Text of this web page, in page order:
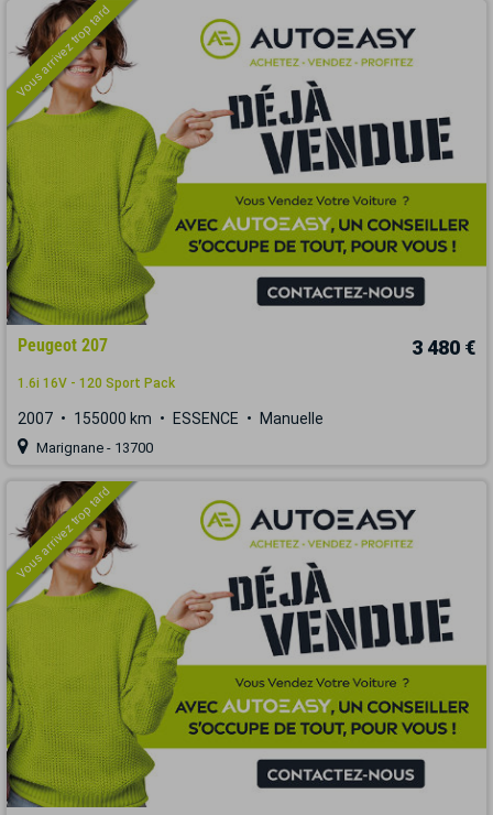
Vous arrivez trop tard
Peugeot 207 3 480 €
1.6i 16V - 120 Sport Pack
2007 155000 km ESSENCE Manuelle
Marignane - 13700
Vous arrivez trop tard